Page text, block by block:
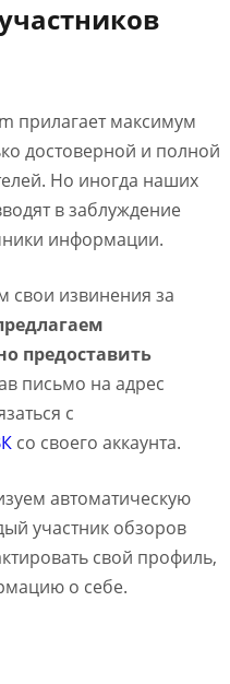
прилагает максимум
достоверной и полной
Но иногда наших
в заблуждение
информации.
свои извинения за
предоставить
письмо на адрес
с
со своего аккаунта.
автоматическую
участник обзоров
свой профиль,
о себе.